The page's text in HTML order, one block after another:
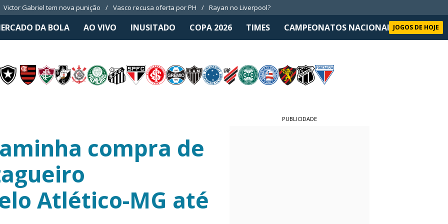
Victor Gabriel tem nova punição Vasco recusa oferta por PH Rayan no Liverpool?
DA BOLA AO VIVO INUSITADO COPA 2026 TIMES CAMPEONATOS NACIONAIS SELEÇÃO
JOGOS DE HOJE
compra de
Atlético-MG até
PUBLICIDADE